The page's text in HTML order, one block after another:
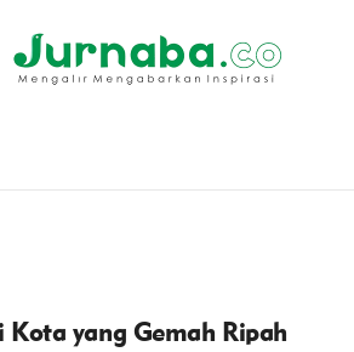
Kota yang Gemah Ripah